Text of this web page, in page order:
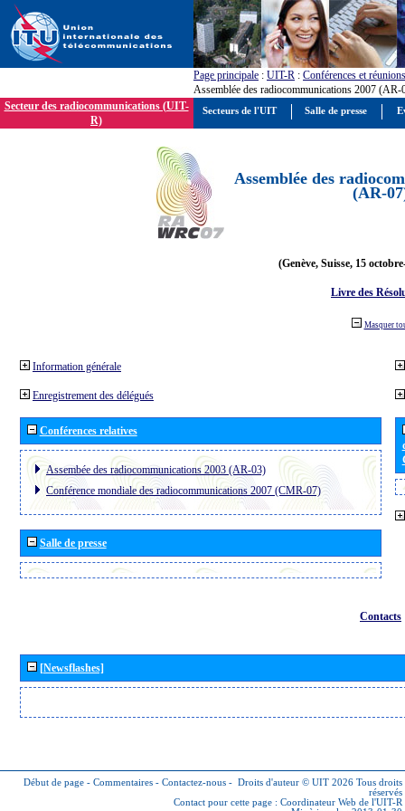
Page principale : UIT-R : Conférences et réunions
Assemblée des radiocommunications 2007 (AR-
Secteur des radiocommunications (UIT-
R)
Assemblée des
(AR-
(Genève, Suisse, 15
Livre des
Masquer
Information générale
Enregistrement des délégués
Conférences relatives
Assembée des radiocommunications 2003 (AR-03)
Conférence mondiale des radiocommunications 2007 (CMR-07)
Salle de presse
Contacts
[Newsflashes]
Début de page - Commentaires - Contactez-nous - Droits d'auteur © UIT 2026 Tous droits
réservés
Contact pour cette page : Coordinateur Web de l'UIT-R
Secteurs de l'UIT Salle de presse